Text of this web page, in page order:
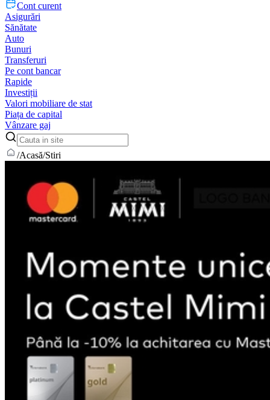
Cont curent
Asigurări
Sănătate
Auto
Bunuri
Transferuri
Pe cont bancar
Rapide
Investiții
Valori mobiliare de stat
Piața de capital
Vânzare gaj
/Acasă/Stiri